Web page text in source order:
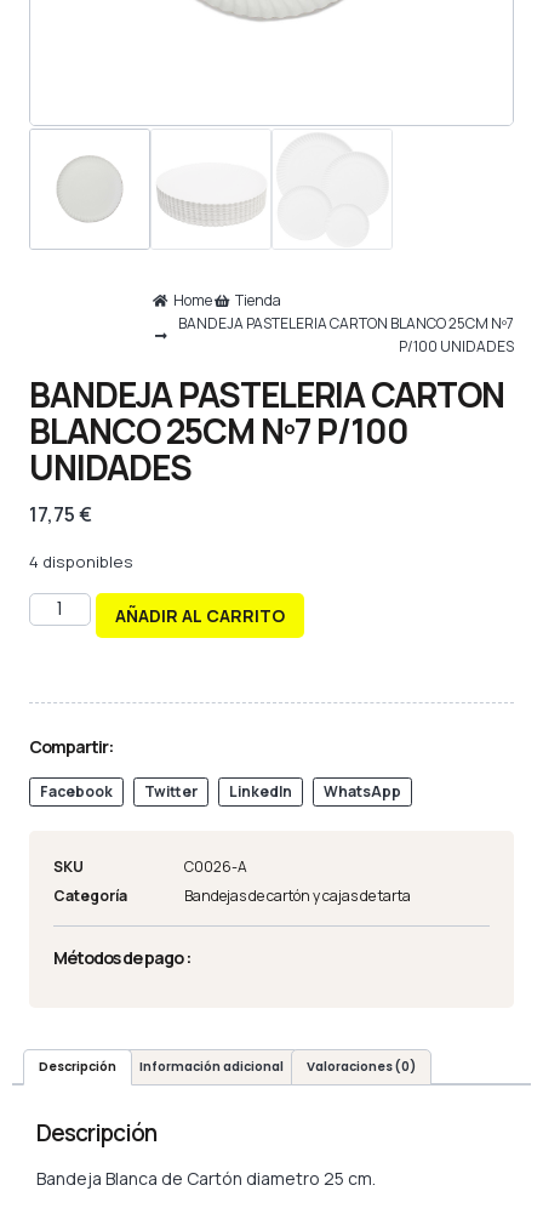
Home
Tienda
BANDEJA PASTELERIA CARTON BLANCO 25CM Nº7
P/100 UNIDADES
BANDEJA PASTELERIA CARTON
BLANCO 25CM Nº7 P/100
UNIDADES
17,75€
4 disponibles
AÑADIR AL CARRITO
Compartir:
Facebook Twitter LinkedIn WhatsApp
SKU
C0026-A
Categoría
Bandejas de cartón y cajas de tarta
Métodos de pago :
Descripción Información adicional Valoraciones (0)
Descripción
Bandeja Blanca de Cartón diametro 25 cm.